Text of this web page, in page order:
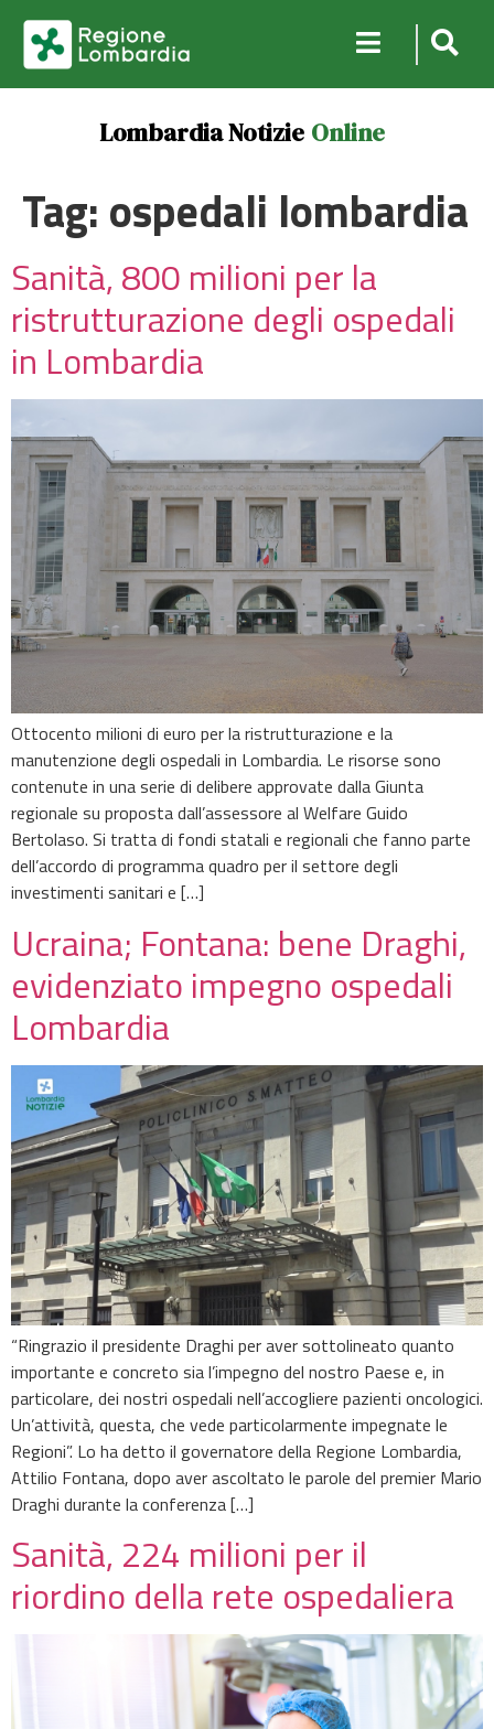
Lombardia Notizie Online
Tag:ospedali lombardia
Sanità, 800 milioni per la
ristrutturazione degli ospedali
in Lombardia
Ottocento milioni di euro per la ristrutturazione e la
manutenzione degli ospedali in Lombardia. Le risorse sono
contenute in una serie di delibere approvate dalla Giunta
regionale su proposta dall’assessore al Welfare Guido
Bertolaso. Si tratta di fondi statali e regionali che fanno parte
dell’accordo di programma quadro per il settore degli
investimenti sanitari e […]
Ucraina; Fontana: bene Draghi,
evidenziato impegno ospedali
Lombardia
“Ringrazio il presidente Draghi per aver sottolineato quanto
importante e concreto sia l’impegno del nostro Paese e, in
particolare, dei nostri ospedali nell’accogliere pazienti oncologici.
Un’attività, questa, che vede particolarmente impegnate le
Regioni”. Lo ha detto il governatore della Regione Lombardia,
Attilio Fontana, dopo aver ascoltato le parole del premier Mario
Draghi durante la conferenza […]
Sanità, 224 milioni per il
riordino della rete ospedaliera